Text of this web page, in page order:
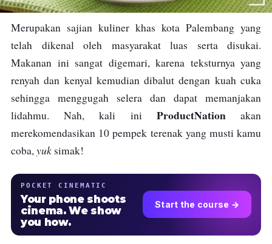
Merupakan sajian kuliner khas kota Palembang yang
telah dikenal oleh masyarakat luas serta disukai.
Makanan ini sangat digemari, karena teksturnya yang
renyah dan kenyal kemudian dibalut dengan kuah cuka
sehingga menggugah selera dan dapat memanjakan
lidahmu. Nah, kali iniProductNationakan
merekomendasikan 10 pempek terenak yang musti kamu
coba,yuk simak!
POCKET CINEMATIC
Your phone shoots
cinema. We show
you how.
Start the course →